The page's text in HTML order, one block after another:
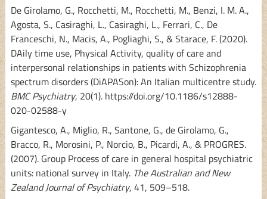
De Girolamo, G., Rocchetti, M., Rocchetti, M., Benzi, I. M. A.,
Agosta, S., Casiraghi, L., Casiraghi, L., Ferrari, C., De
Franceschi, N., Macis, A., Pogliaghi, S., & Starace, F. (2020).
DAily time use, Physical Activity, quality of care and
interpersonal relationships in patients with Schizophrenia
spectrum disorders (DiAPASon): An Italian multicentre study.
BMC Psychiatry, 20(1). https://doi.org/10.1186/s12888-
020-02588-y
Gigantesco, A., Miglio, R., Santone, G., de Girolamo, G.,
Bracco, R., Morosini, P., Norcio, B., Picardi, A., & PROGRES.
(2007). Group Process of care in general hospital psychiatric
units: national survey in Italy. The Australian and New
Zealand Journal of Psychiatry, 41, 509–518.